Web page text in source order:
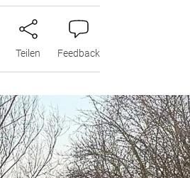
Teilen Feedback